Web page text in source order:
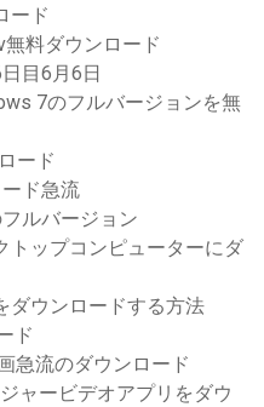
ード
料ダウンロード
目6月6日
7のフルバージョンを無
ード
ド急流
ルバージョン
トップコンピューターにダ
ダウンロードする方法
ド
急流のダウンロード
ャービデオアプリをダウ